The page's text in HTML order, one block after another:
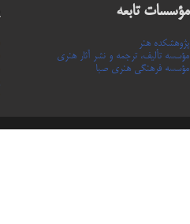
مؤسسات تابعه
پژوهشکده هنر
مؤسسه تألیف، ترجمه و نشر آثار هنری
مؤسسه فرهنگی هنری صبا